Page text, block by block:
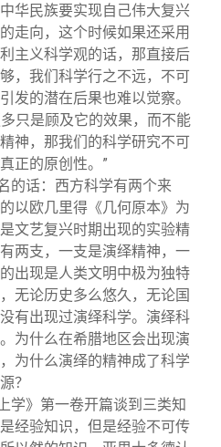
华民族要实现自己伟大复兴
走向，这个时候如果还采用
主义科学观的话，那直接后
，我们科学行之不远，不可
发的潜在后果也难以觉察。
只是顾及它的效果，而不能
神，那我们的科学研究不可
正的原创性。”
的话：西方科学有两个来
以欧几里得《几何原本》为
文艺复兴时期出现的实验精
两支，一支是演绎精神，一
出现是人类文明中极为独特
无论历史多么悠久，无论国
有出现过演绎科学。演绎科
为什么在希腊地区会出现演
为什么演绎的精神成了科学
？
学》第一卷开篇谈到三类知
经验知识，但是经验不可传